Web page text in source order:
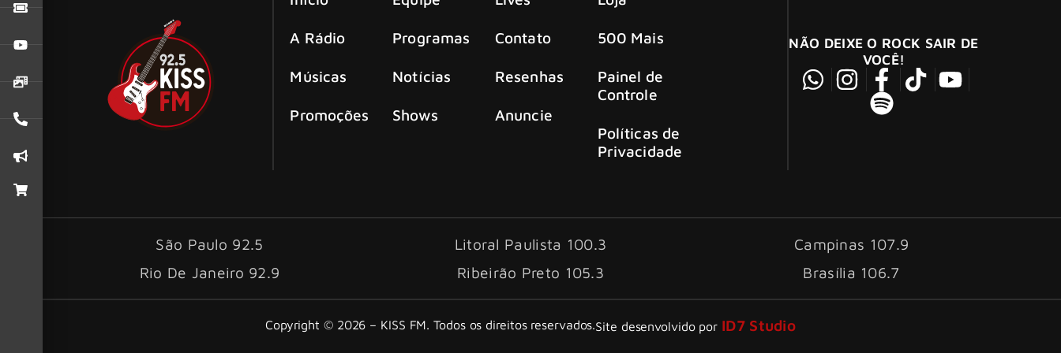
A Rádio
Músicas
Promoções
Programas
Notícias
Shows
Contato
Resenhas
Anuncie
500 Mais
Painel de
Controle
Políticas de
Privacidade
NÃO DEIXE O ROCK SAIR DE
VOCÊ!
São Paulo 92.5 Litoral Paulista 100.3
Campinas 107.9
Rio De Janeiro 92.9
Ribeirão Preto 105.3 Brasília 106.7
Copyright © 2026 – KISS FM. Todos os direitos reservados.Site desenvolvido por ID7 Studio